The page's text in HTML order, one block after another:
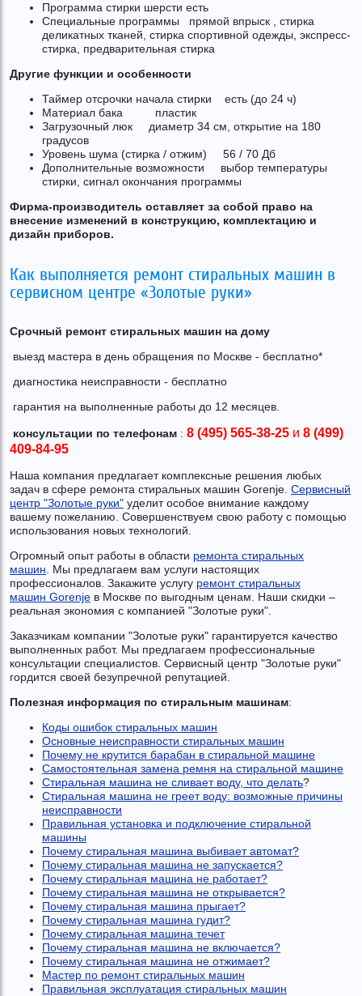
Программа стирки шерсти есть
Специальные программы прямой впрыск , стирка
деликатных тканей, стирка спортивной одежды, экспресс-
стирка, предварительная стирка
Другие функции и особенности
Таймер отсрочки начала стирки есть (до 24 ч)
Материал бака пластик
Загрузочный люк диаметр 34 см, открытие на 180
градусов
Уровень шума (стирка / отжим) 56 / 70 Дб
Дополнительные возможности выбор температуры
стирки, сигнал окончания программы
Фирма-производитель оставляет за собой право на
внесение изменений в конструкцию, комплектацию и
дизайн приборов.
Как выполняется ремонт стиральных машин в
сервисном центре «Золотые руки»
Срочный ремонт стиральных машин на дому
выезд мастера в день обращения по Москве - бесплатно*
диагностика неисправности - бесплатно
гарантия на выполненные работы до 12 месяцев.
консультации по телефонам : 8 (495) 565-38-25 и 8 (499)
409-84-95
Наша компания предлагает комплексные решения любых
задач в сфере ремонта стиральных машин Gorenje. Сервисный
центр "Золотые руки" уделит особое внимание каждому
вашему пожеланию. Совершенствуем свою работу с помощью
использования новых технологий.
Огромный опыт работы в области ремонта стиральных
машин . Мы предлагаем вам услуги настоящих
профессионалов. Закажите услугу ремонт стиральных
машин Gorenje в Москве по выгодным ценам. Наши скидки –
реальная экономия с компанией "Золотые руки".
Заказчикам компании "Золотые руки" гарантируется качество
выполненных работ. Мы предлагаем профессиональные
консультации специалистов. Сервисный центр "Золотые руки"
гордится своей безупречной репутацией.
Полезная информация по стиральным машинам:
Коды ошибок стиральных машин
Основные неисправности стиральных машин
Почему не крутится барабан в стиральной машине
Самостоятельная замена ремня на стиральной машине
Стиральная машина не сливает воду, что делать?
Стиральная машина не греет воду: возможные причины
неисправности
Правильная установка и подключение стиральной
машины
Почему стиральная машина выбивает автомат?
Почему стиральная машина не запускается?
Почему стиральная машина не работает?
Почему стиральная машина не открывается?
Почему стиральная машина прыгает?
Почему стиральная машина гудит?
Почему стиральная машина течет
Почему стиральная машина не включается?
Почему стиральная машина не отжимает?
Мастер по ремонт стиральных машин
Правильная эксплуатация стиральных машин